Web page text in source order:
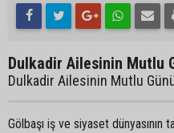
Dulkadir Ailesinin Mutlu
Dulkadir Ailesinin Mutlu
Gölbaşı iş ve siyaset dünyasının